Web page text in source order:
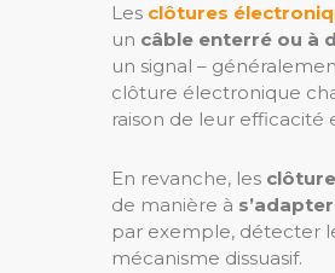
Les clôtures
un câble enterré ou à
un signal –
clôture électronique
raison de leur efficacité
En revanche, les
de manière à
par exemple, détecter
mécanisme dissuasif.